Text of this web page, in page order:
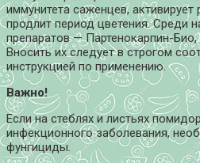
иммунитета саженцев, активирует
продлит период цветения. Среди
препаратов — Партенокарпин-
Вносить их следует в строгом
инструкцией по применению.
Важно!
Если на стеблях и листьях
инфекционного заболевания,
фунгициды.